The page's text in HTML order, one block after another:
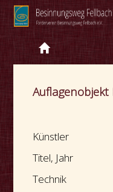
Auflagenobjekt
Künstler
Titel, Jahr
Technik